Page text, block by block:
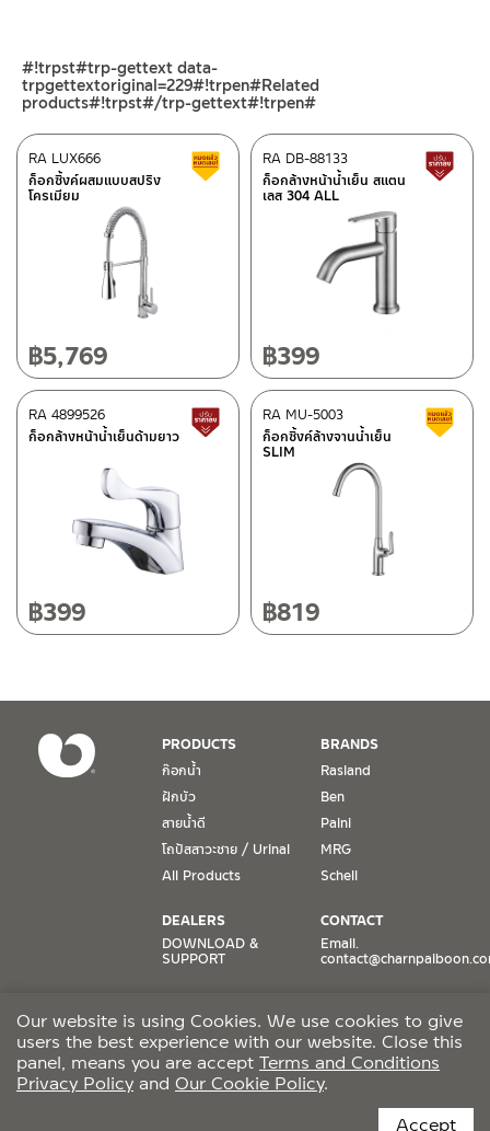
ศูนย์บริการและอะไหล่ กรุงเทพฯ
662/61-62 ถนน พระราม3 แขวงบางโพงพาง เขตยานนาวา กรุงเทพฯ
โทร: 02-358-0080 / 080-075-8668 / 091-545-0556
ศูนย์บริการและอะไหล่
118/33 โครงการอรสิริน ม.8 ต.สันปูเลย อ.ดอยสะเก็ด เชียงใหม่
50220
โทร: 080-075-2626
วันและเวลาทำการ
วันจันทร์ – วันศุกร์ เวลา 8:30-17:30 น.
วันเสาร์ เวลา 8:30-15:00 น.
หยุดวันอาทิตย์ และวันหยุดนักขัตฤกษ์
เงื่อนไขการรับประกันสินค้าได้ หากไม่มีเอกสารดังกล่าว
2. การรับประกันสินค้า จะรับประกันฉพาะสินค้าที่อยู่ในสภาพการใช้งาน
ปกติ หากมีตำหนิ ชำรุด ร้าว ตกพื้น หรือสภาพภายนอกอยู่ในสภาพที่ใช้
งานไม่ได้ ทางบริษัทฯ ถือว่าไม่อยู่ในเงื่อนไขการรับประกัน
3. การรับประกันสินค้า จะรับประกันเฉพาะชิ้นส่วนที่แจ้ง เช่น ก๊อกน้ำ จะ
เปลี่ยนเฉพาะชิ้นส่วนที่รับประกันนั้นๆ
4. ในกรณีที่ทางบริษัทฯ ต้องชดเชยสินค้าชิ้นใหม่ให้ลูกค้า ทางบริษัทฯ จะ
หายให้กับลูกค้า หากมีวัสดุอุปกรณ์ที่เกี่ยวเนื่องกับสินค้าของบริษัทฯ ที่มี
ผลกระทบกับการติดตั้งใหม่ หรือเกิดจากการรื้อถอนสินค้าที่เสียหาย ทา
งบริษัทฯ จะไม่รับผิดชอบถึงค่าใช้จ่าย หรือชดเชยวัสดุอุปกรณ์ที่เกี่ยว
เนื่องนั้นๆ
– Shopee
–Lazada
–ซื้อสินค้าชิ้นนี้บน Shopee>>คลิกที่นี่<<
–ซื้อสินค้าชิ้นนี้บน Lazada>> คลิกที่นี่<<
ติดต่อพนักงานขาย / Contact Sales Staff
โทร: 02-285-5795
@charnpaiboon.sales
ติดต่อ ชาญไพบูลย์ / Contact Us คลิกที่นี่
#!trpst#trp-gettext data-
trpgettextoriginal=229#!trpen#Related
products#!trpst#/trp-gettext#!trpen#
ก็อกซิ้งค์ผสมแบบสปริง
โครเมียม
RA LUX666 สินค้าลดราคา เคลียร์สต็อก
฿5,769
ก็อกล้างหน้าน้ำเย็น สแตน
เลส 304 ALL
RA DB-88133
฿399
ก็อกล้างหน้าน้ำเย็นด้ามยาว
RA 4899526 สินค้าปรับราคาลดลง
฿399
ก็อกซิ้งค์ล้างจานน้ำเย็น
SLIM
RA MU-5003
฿819
PRODUCTS
ก๊อกน้ำ
ฝักบัว
สายน้ำดี
โถปัสสาวะชาย / Urinal
All Products
BRANDS
Rasland
Ben
Paini
MRG
Schell
DEALERS
DOWNLOAD &
SUPPORT
Lazada
Shopee
CONTACT
Email.
TikTok
Facebook
CCTV POLICY
Our website is using Cookies. We use cookies to give
users the best experience with our website. Close this
panel, means you are accept Terms and Conditions
Privacy Policy and Our Cookie Policy.
Accept